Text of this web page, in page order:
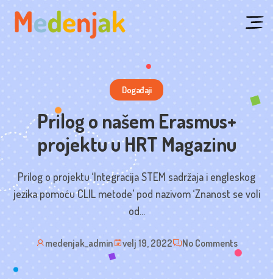
Skip
Događaji
Prilog o našem Erasmus+
projektu u HRT Magazinu
Prilog o projektu ‘Integracija STEM sadržaja i engleskog
jezika pomoću CLIL metode’ pod nazivom ‘Znanost se voli
od...
medenjak_admin velj 19, 2022 No Comments